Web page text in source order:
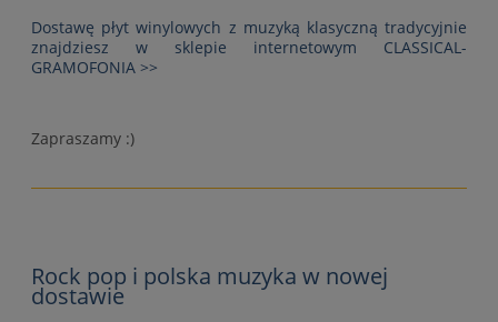
Dostawę płyt winylowych z muzyką klasyczną tradycyjnie
znajdziesz w sklepie internetowym CLASSICAL-
GRAMOFONIA >>
Zapraszamy :)
Rock pop i polska muzyka w nowej
dostawie